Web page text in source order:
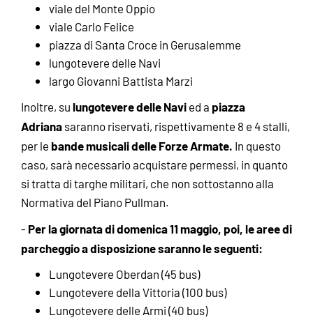
viale del Monte Oppio
viale Carlo Felice
piazza di Santa Croce in Gerusalemme
lungotevere delle Navi
largo Giovanni Battista Marzi
Inoltre, sulungotevere delle Navied a piazza
Adrianasaranno riservati, rispettivamente 8 e 4 stalli,
per le bande musicali delle Forze Armate. In questo
caso, sarà necessario acquistare permessi, in quanto
si tratta di targhe militari, che non sottostanno alla
Normativa del Piano Pullman.
- Per la giornata di domenica 11 maggio, poi, le aree di
parcheggio a disposizione saranno le seguenti:
Lungotevere Oberdan (45 bus)
Lungotevere della Vittoria (100 bus)
Lungotevere delle Armi (40 bus)